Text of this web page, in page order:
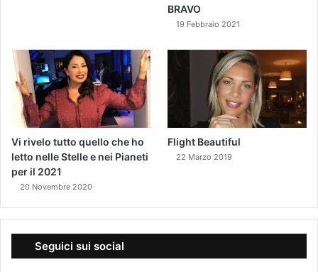
BRAVO
19 Febbraio 2021
Vi rivelo tutto quello che ho
letto nelle Stelle e nei Pianeti
per il 2021
20 Novembre 2020
Flight Beautiful
22 Marzo 2019
Seguici sui social